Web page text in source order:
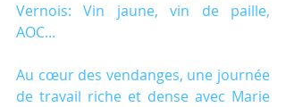
Vernois: Vin jaune, vin de paille,
AOC...
Au cœur des vendanges, une journée
de travail riche et dense avec Marie